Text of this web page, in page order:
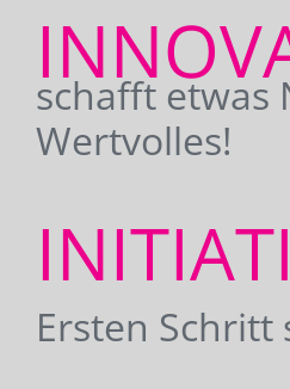
schafft etwas
Wertvolles!
Ersten